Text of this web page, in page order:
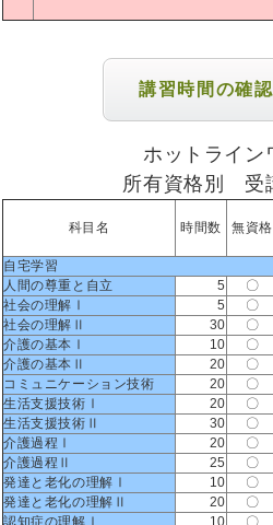
講習時間の確
ホットライン
所有資格別 受
科目名 時間数 無資格
自宅学習
人間の尊重と自立
5 〇
社会の理解Ⅰ 5 〇
社会の理解Ⅱ
30 〇
介護の基本Ⅰ
10 〇
介護の基本Ⅱ
20 〇
コミュニケーション技術
20 〇
生活支援技術Ⅰ
20 〇
生活支援技術Ⅱ
30 〇
介護過程Ⅰ
20 〇
介護過程Ⅱ
25 〇
発達と老化の理解Ⅰ
10 〇
発達と老化の理解Ⅱ
20 〇
認知症の理解Ⅰ
10 〇